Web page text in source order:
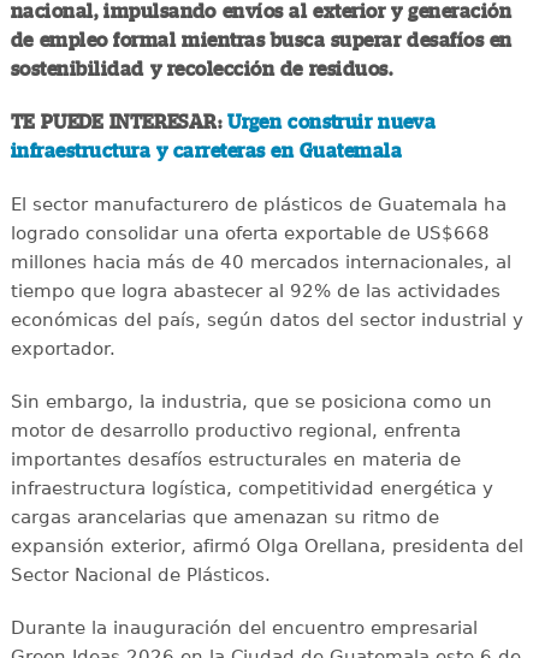
nacional, impulsando envíos al exterior y generación
de empleo formal mientras busca superar desafíos en
sostenibilidad y recolección de residuos.
TE PUEDE INTERESAR:Urgen construir nueva
infraestructura y carreteras en Guatemala
El sector manufacturero de plásticos de Guatemala ha
logrado consolidar una oferta exportable de US$668
millones hacia más de 40 mercados internacionales, al
tiempo que logra abastecer al 92% de las actividades
económicas del país, según datos del sector industrial y
exportador.
Sin embargo, la industria, que se posiciona como un
motor de desarrollo productivo regional, enfrenta
importantes desafíos estructurales en materia de
infraestructura logística, competitividad energética y
cargas arancelarias que amenazan su ritmo de
expansión exterior, afirmó Olga Orellana, presidenta del
Sector Nacional de Plásticos.
Durante la inauguración del encuentro empresarial